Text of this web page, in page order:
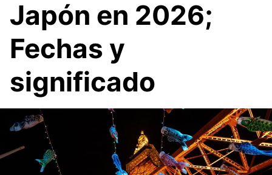
Japón en 2026;
Fechas y
significado